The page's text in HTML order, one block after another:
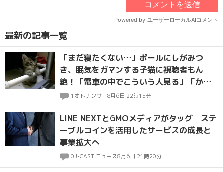
最新の記事一覧
「まだ寝たくない…」ポールにしがみつ
き、眠気をガマンする子猫に視聴者もん
絶！「電車の中でこういう人見る」「かわ
いいは正義」
1 オトナンサー8月6日 22時15分
LINE NEXTとGMOメディアがタッグ ステ
ーブルコインを活用したサービスの成長と
事業拡大へ
0J-CAST ニュース8月6日 21時20分